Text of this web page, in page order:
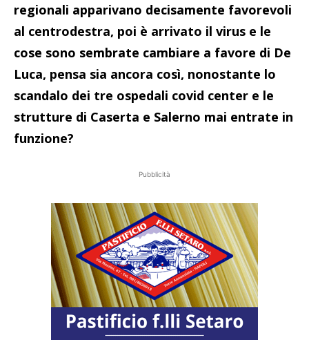
regionali apparivano decisamente favorevoli
al centrodestra, poi è arrivato il virus e le
cose sono sembrate cambiare a favore di De
Luca, pensa sia ancora così, nonostante lo
scandalo dei tre ospedali covid center e le
strutture di Caserta e Salerno mai entrate in
funzione?
Pubblicità